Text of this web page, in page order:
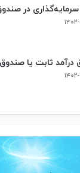
در
۳۱
درآمد ثابت یا
۳۱